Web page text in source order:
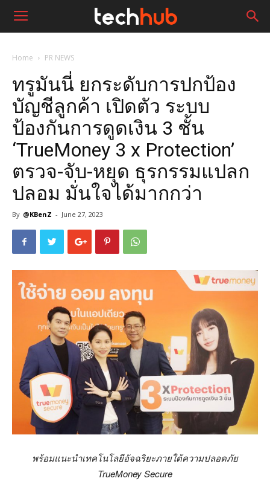
Home PR NEWS
ทรูมันนี่ ยกระดับการปกป้อง
บัญชีลูกค้า เปิดตัว ระบบ
ป้องกันการดูดเงิน 3 ชั้น
‘TrueMoney 3 x Protection’
ตรวจ-จับ-หยุด ธุรกรรมแปลก
ปลอม มั่นใจได้มากกว่า
By @KBenZ - June 27, 2023
พร้อมแนะนำเทคโนโลยีอัจฉริยะภายใต้ความปลอดภัย
TrueMoney Secure